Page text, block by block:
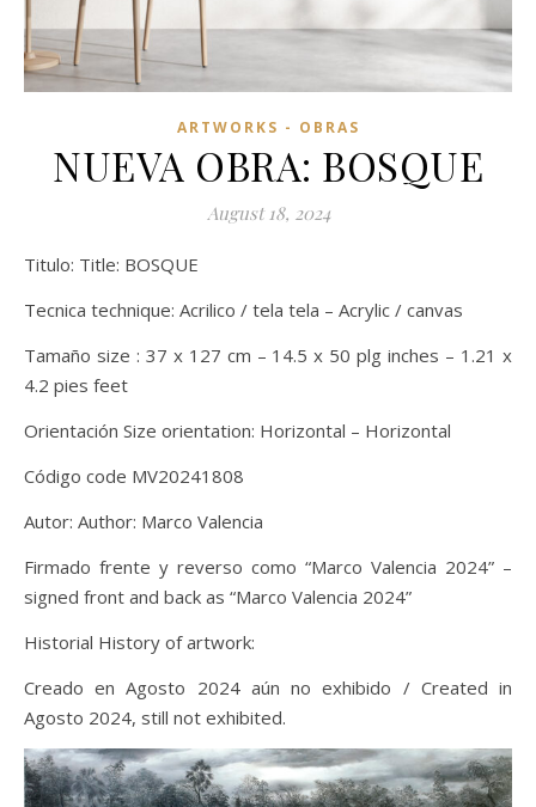
ARTWORKS - OBRAS
NUEVA OBRA: BOSQUE
August 18, 2024
Titulo: Title: BOSQUE
Tecnica technique: Acrilico / tela tela – Acrylic / canvas
Tamaño size : 37 x 127 cm – 14.5 x 50 plg inches – 1.21 x
4.2 pies feet
Orientación Size orientation: Horizontal – Horizontal
Código code MV20241808
Autor: Author: Marco Valencia
Firmado frente y reverso como “Marco Valencia 2024” –
signed front and back as “Marco Valencia 2024”
Historial History of artwork:
Creado en Agosto 2024 aún no exhibido / Created in
Agosto 2024, still not exhibited.